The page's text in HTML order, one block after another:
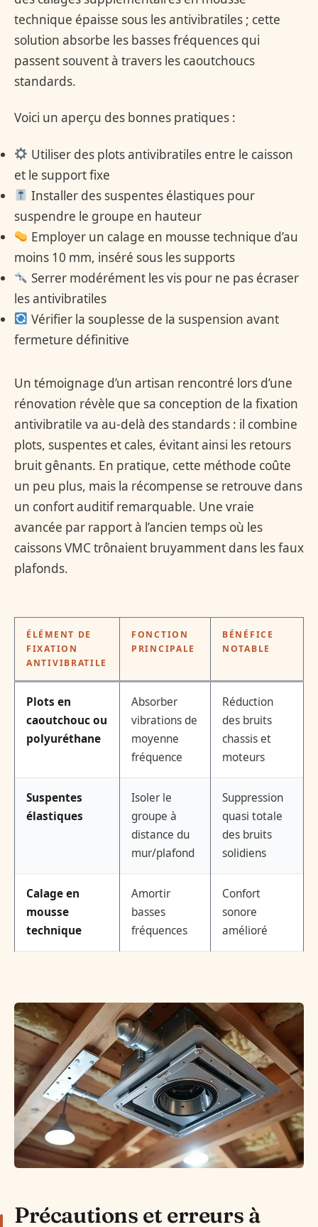
technique épaisse sous les antivibratiles ; cette
solution absorbe les basses fréquences qui
passent souvent à travers les caoutchoucs
standards.
Voici un aperçu des bonnes pratiques :
Utiliser des plots antivibratiles entre le caisson
et le support fixe
Installer des suspentes élastiques pour
suspendre le groupe en hauteur
Employer un calage en mousse technique d’au
moins 10 mm, inséré sous les supports
Serrer modérément les vis pour ne pas écraser
les antivibratiles
Vérifier la souplesse de la suspension avant
fermeture définitive
Un témoignage d’un artisan rencontré lors d’une
rénovation révèle que sa conception de la fixation
antivibratile va au-delà des standards : il combine
plots, suspentes et cales, évitant ainsi les retours
bruit gênants. En pratique, cette méthode coûte
un peu plus, mais la récompense se retrouve dans
un confort auditif remarquable. Une vraie
avancée par rapport à l’ancien temps où les
caissons VMC trônaient bruyamment dans les faux
plafonds.
ÉLÉMENT DE
FIXATION
ANTIVIBRATILE
FONCTION
PRINCIPALE
BÉNÉFICE
NOTABLE
Plots en
caoutchouc ou
polyuréthane
Absorber
vibrations de
moyenne
fréquence
Réduction
des bruits
chassis et
moteurs
Suspentes
élastiques
Isoler le
groupe à
distance du
mur/plafond
Suppression
quasi totale
des bruits
solidiens
Calage en
mousse
technique
Amortir
basses
fréquences
Confort
sonore
amélioré
Précautions et erreurs à